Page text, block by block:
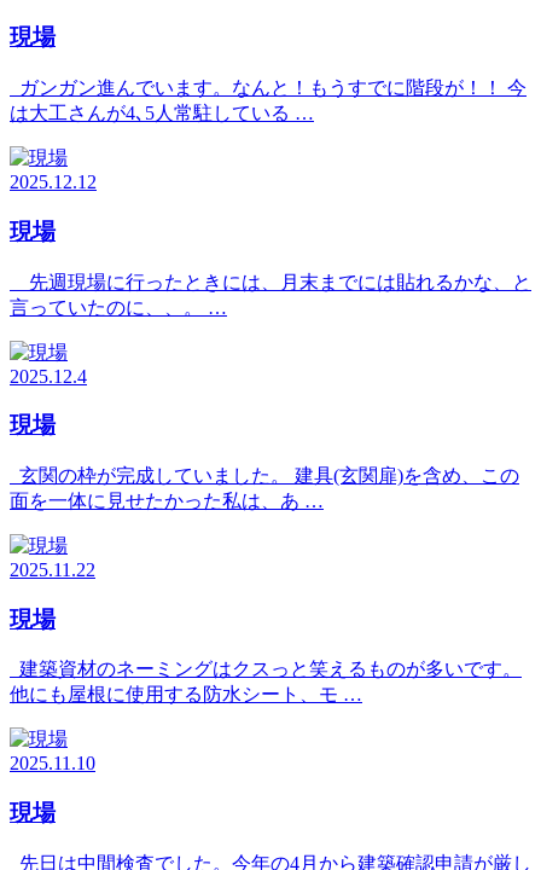
現場
ガンガン進んでいます。なんと！もうすでに階段が！！ 今
は大工さんが4､5人常駐している …
2025.12.12
現場
先週現場に行ったときには、月末までには貼れるかな、と
言っていたのに、、。 …
2025.12.4
現場
玄関の枠が完成していました。 建具(玄関扉)を含め、この
面を一体に見せたかった私は、あ …
2025.11.22
現場
建築資材のネーミングはクスっと笑えるものが多いです。
他にも屋根に使用する防水シート、モ …
2025.11.10
現場
先日は中間検査でした。今年の4月から建築確認申請が厳し